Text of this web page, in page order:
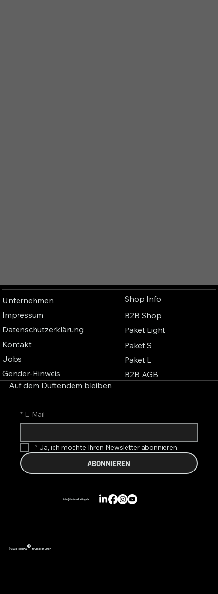
Unternehmen
Impressum
Datenschutzerklärung
Kontakt
Jobs
Gender-Hinweis
Shop Info
B2B Shop
Paket Light
Paket S
Paket L
B2B AGB
Auf dem Duftendem bleiben
* E-Mail
* Ja, ich möchte Ihren Newsletter abonnieren.
ABONNIEREN
info@duftmarketing.de
© 2026 by REIMA® AirConcept GmbH